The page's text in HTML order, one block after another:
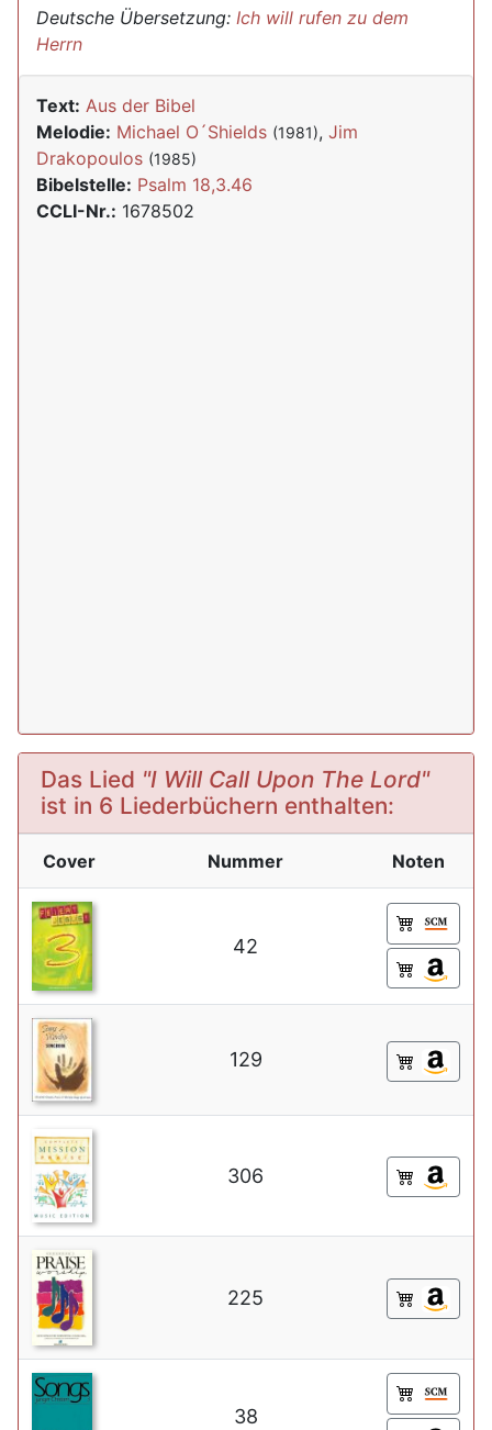
Deutsche Übersetzung: Ich will rufen zu dem
Herrn
Text: Aus der Bibel
Melodie: Michael O´Shields (1981), Jim
Drakopoulos (1985)
Bibelstelle: Psalm 18,3.46
CCLI-Nr.: 1678502
Das Lied "I Will Call Upon The Lord"
ist in 6 Liederbüchern enthalten:
Cover Nummer Noten
42
129
306
225
38